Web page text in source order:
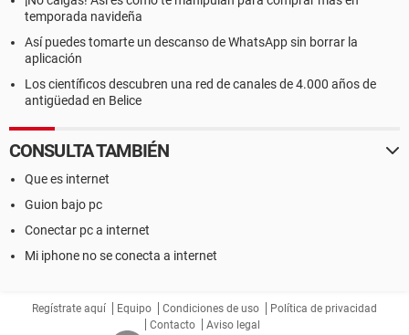
temporada navideña
Así puedes tomarte un descanso de WhatsApp sin borrar la
aplicación
Los científicos descubren una red de canales de 4.000 años de
antigüedad en Belice
CONSULTA TAMBIÉN
Que es internet
Guion bajo pc
Conectar pc a internet
Mi iphone no se conecta a internet
Regístrate aquí Equipo Condiciones de uso
Política de privacidad
Contacto
Aviso legal